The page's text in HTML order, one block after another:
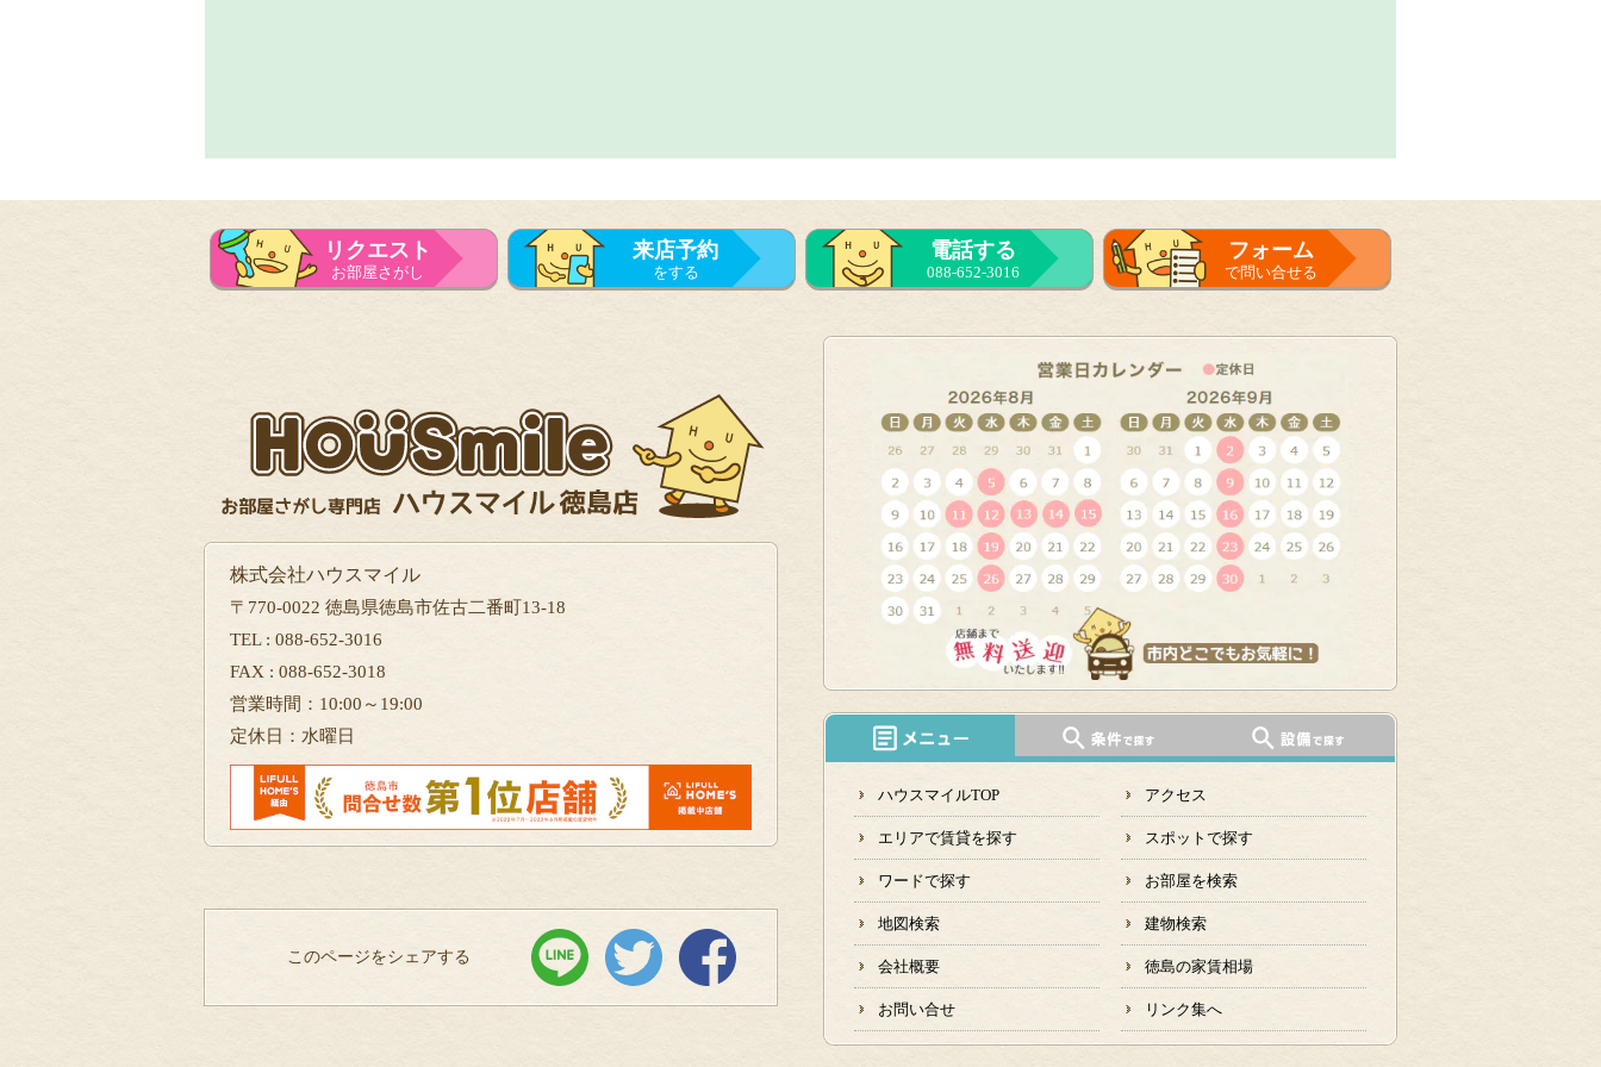
リクエスト
お部屋さがし
来店予約
をする
電話する
088-652-3016
フォーム
で問い合せる
株式会社ハウスマイル
〒770-0022 徳島県徳島市佐古二番町13-18
TEL : 088-652-3016
FAX : 088-652-3018
営業時間：10:00～19:00
定休日：水曜日
このページをシェアする
ハウスマイルTOP アクセス
エリアで賃貸を探す スポットで探す
ワードで探す お部屋を検索
地図検索 建物検索
会社概要 徳島の家賃相場
お問い合せ リンク集へ